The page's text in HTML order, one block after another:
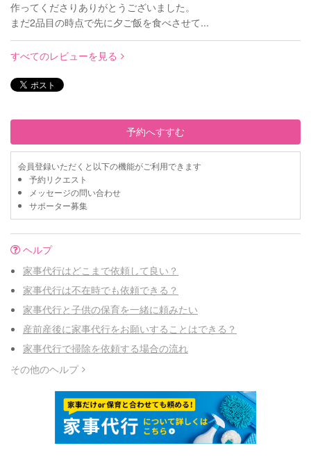
作ってくださりありがとうございました。
まだ2品目の時点で先に夕ご飯を食べさせて...
すべてのレビューを見る
予約へすすむ
会員登録いただくと以下の機能がご利用できます
予約リクエスト
メッセージの問い合わせ
サポーター募集
ヘルプ
家事代行はどこまで依頼して良い？
家事代行は不在時でも依頼できる？
家事代行と子供の保育を一緒に頼みたい
産前産後に家事代行をお願いすることはできる？
家事代行で掃除を依頼する場合の流れ
その他のヘルプ